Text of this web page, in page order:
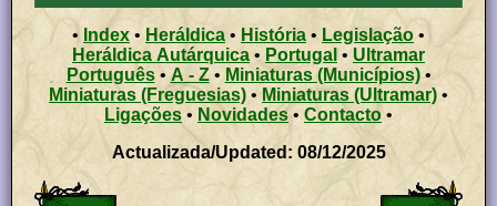
• Index • Heráldica • História • Legislação •
Heráldica Autárquica • Portugal • Ultramar
Português•A - Z• Miniaturas (Municípios)•
Miniaturas (Freguesias) •Miniaturas (Ultramar) •
Ligações • Novidades• Contacto •
Actualizada/Updated: 08/12/2025